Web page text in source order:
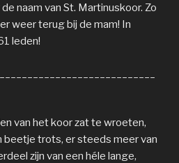
naam van St. Martinuskoor. Zo
weer terug bij de mam! In
leden!
van het koor zat te wroeten,
beetje trots, er steeds meer van
zijn van een héle lange,